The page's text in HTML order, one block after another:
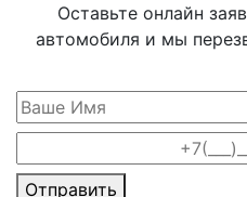
Оставьте онлайн
автомобиля и мы
Отправить